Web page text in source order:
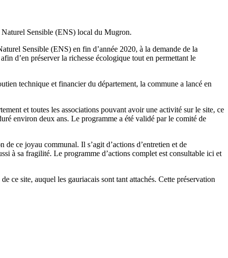
Naturel Sensible (ENS) local du Mugron.
Sensible (ENS) en fin d’année 2020, à la demande de la
d’en préserver la richesse écologique tout en permettant le
technique et financier du département, la commune a lancé en
et toutes les associations pouvant avoir une activité sur le site, ce
environ deux ans. Le programme a été validé par le comité de
ce joyau communal. Il s’agit d’actions d’entretien et de
à sa fragilité. Le programme d’actions complet est consultable ici et
ce site, auquel les gauriacais sont tant attachés. Cette préservation